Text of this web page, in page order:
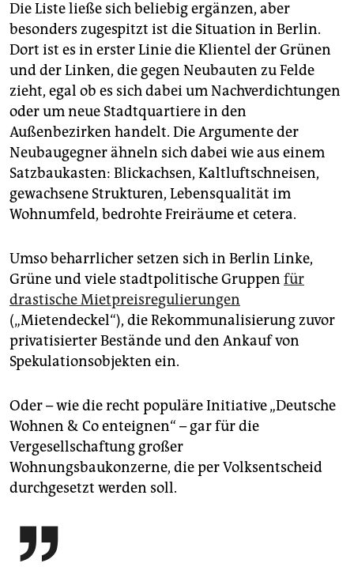
Die Liste ließe sich beliebig ergänzen, aber
besonders zugespitzt ist die Situation in Berlin.
Dort ist es in erster Linie die Klientel der Grünen
und der Linken, die gegen Neubauten zu Felde
zieht, egal ob es sich dabei um Nachverdichtungen
oder um neue Stadtquartiere in den
Außenbezirken handelt. Die Argumente der
Neubaugegner ähneln sich dabei wie aus einem
Satzbaukasten: Blickachsen, Kaltluftschneisen,
gewachsene Strukturen, Lebensqualität im
Wohnumfeld, bedrohte Freiräume et cetera.
Umso beharrlicher setzen sich in Berlin Linke,
Grüne und viele stadtpolitische Gruppen für
drastische Mietpreisregulierungen
(„Mietendeckel“), die Rekommunalisierung zuvor
privatisierter Bestände und den Ankauf von
Spekulationsobjekten ein.
Oder – wie die recht populäre Initiative „Deutsche
Wohnen & Co enteignen“ – gar für die
Vergesellschaftung großer
Wohnungsbaukonzerne, die per Volksentscheid
durchgesetzt werden soll.
